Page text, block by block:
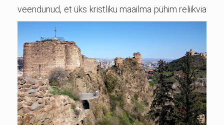
veendunud, et üks kristliku maailma pühim reliikvia